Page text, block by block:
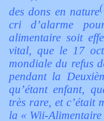
des dons en nature
cri d’alarme
alimentaire soit
vital, que le 17
mondiale du refus
pendant la
qu’étant enfant,
très rare, et c’était
la « Wii-Alimentaire